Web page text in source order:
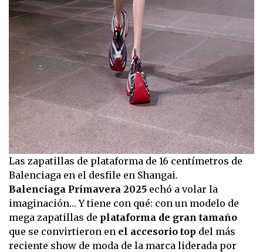
Las zapatillas de plataforma de 16 centímetros de
Balenciaga en el desfile en Shangai.
Balenciaga Primavera 2025 echó a volar la
imaginación… Y tiene con qué: con un modelo de
mega zapatillas de plataforma de gran tamaño
que se convirtieron en el accesorio top del más
reciente show de moda de la marca liderada por